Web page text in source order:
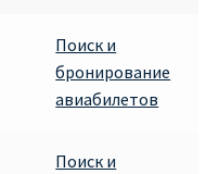
Поиск и
бронирование
авиабилетов
Поиск и